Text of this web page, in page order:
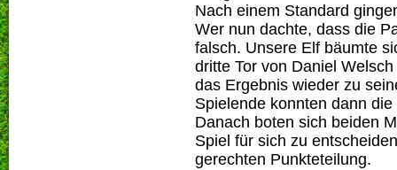
Nach einem Standard
Wer nun dachte, dass die
falsch. Unsere Elf bäumte
dritte Tor von Daniel
das Ergebnis wieder zu
Spielende konnten dann
Danach boten sich beiden
Spiel für sich zu
gerechten Punkteteilung.